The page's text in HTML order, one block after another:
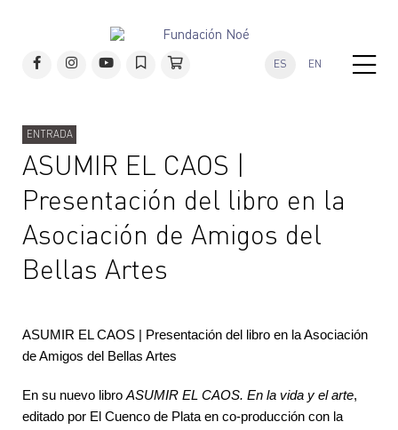
ES EN
ENTRADA
ASUMIR EL CAOS |
Presentación del libro en la
Asociación de Amigos del
Bellas Artes
ASUMIR EL CAOS | Presentación del libro en la Asociación
de Amigos del Bellas Artes
En su nuevo libroASUMIR EL CAOS. En la vida y el arte,
editado por El Cuenco de Plata en co-producción con la